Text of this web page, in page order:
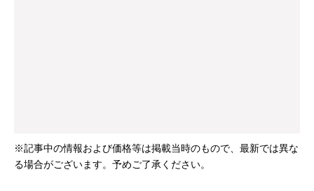
※記事中の情報および価格等は掲載当時のもので、最新では異な
る場合がございます。予めご了承ください。